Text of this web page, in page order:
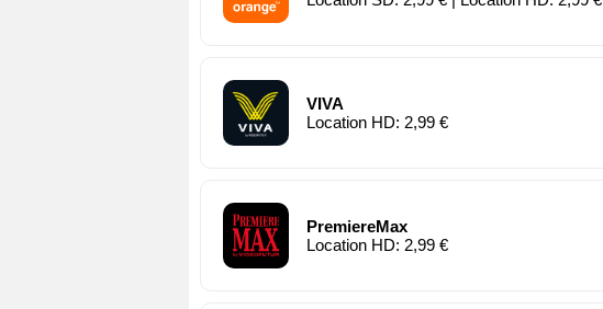
VIVA
Location HD: 2,99 €
PremiereMax
Location HD: 2,99 €